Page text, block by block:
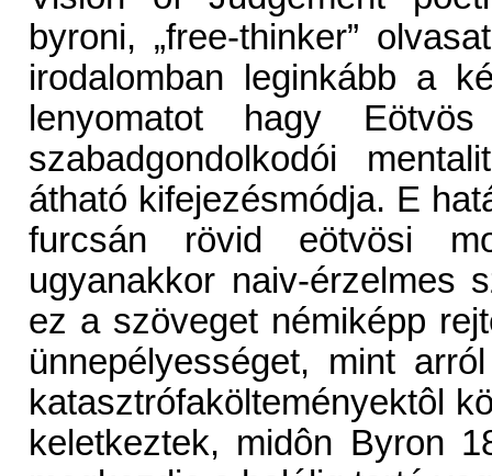
byroni, „free-thinker”
irodalomban leginkább a
lenyomatot hagy
szabadgondolkodói
átható kifejezésmódja. E
furcsán rövid eötvösi
ugyanakkor naiv-érzelmes
ez a szöveget némiképp
ünnepélyességet, mint
katasztrófakölteményektôl
keletkeztek, midôn Byron